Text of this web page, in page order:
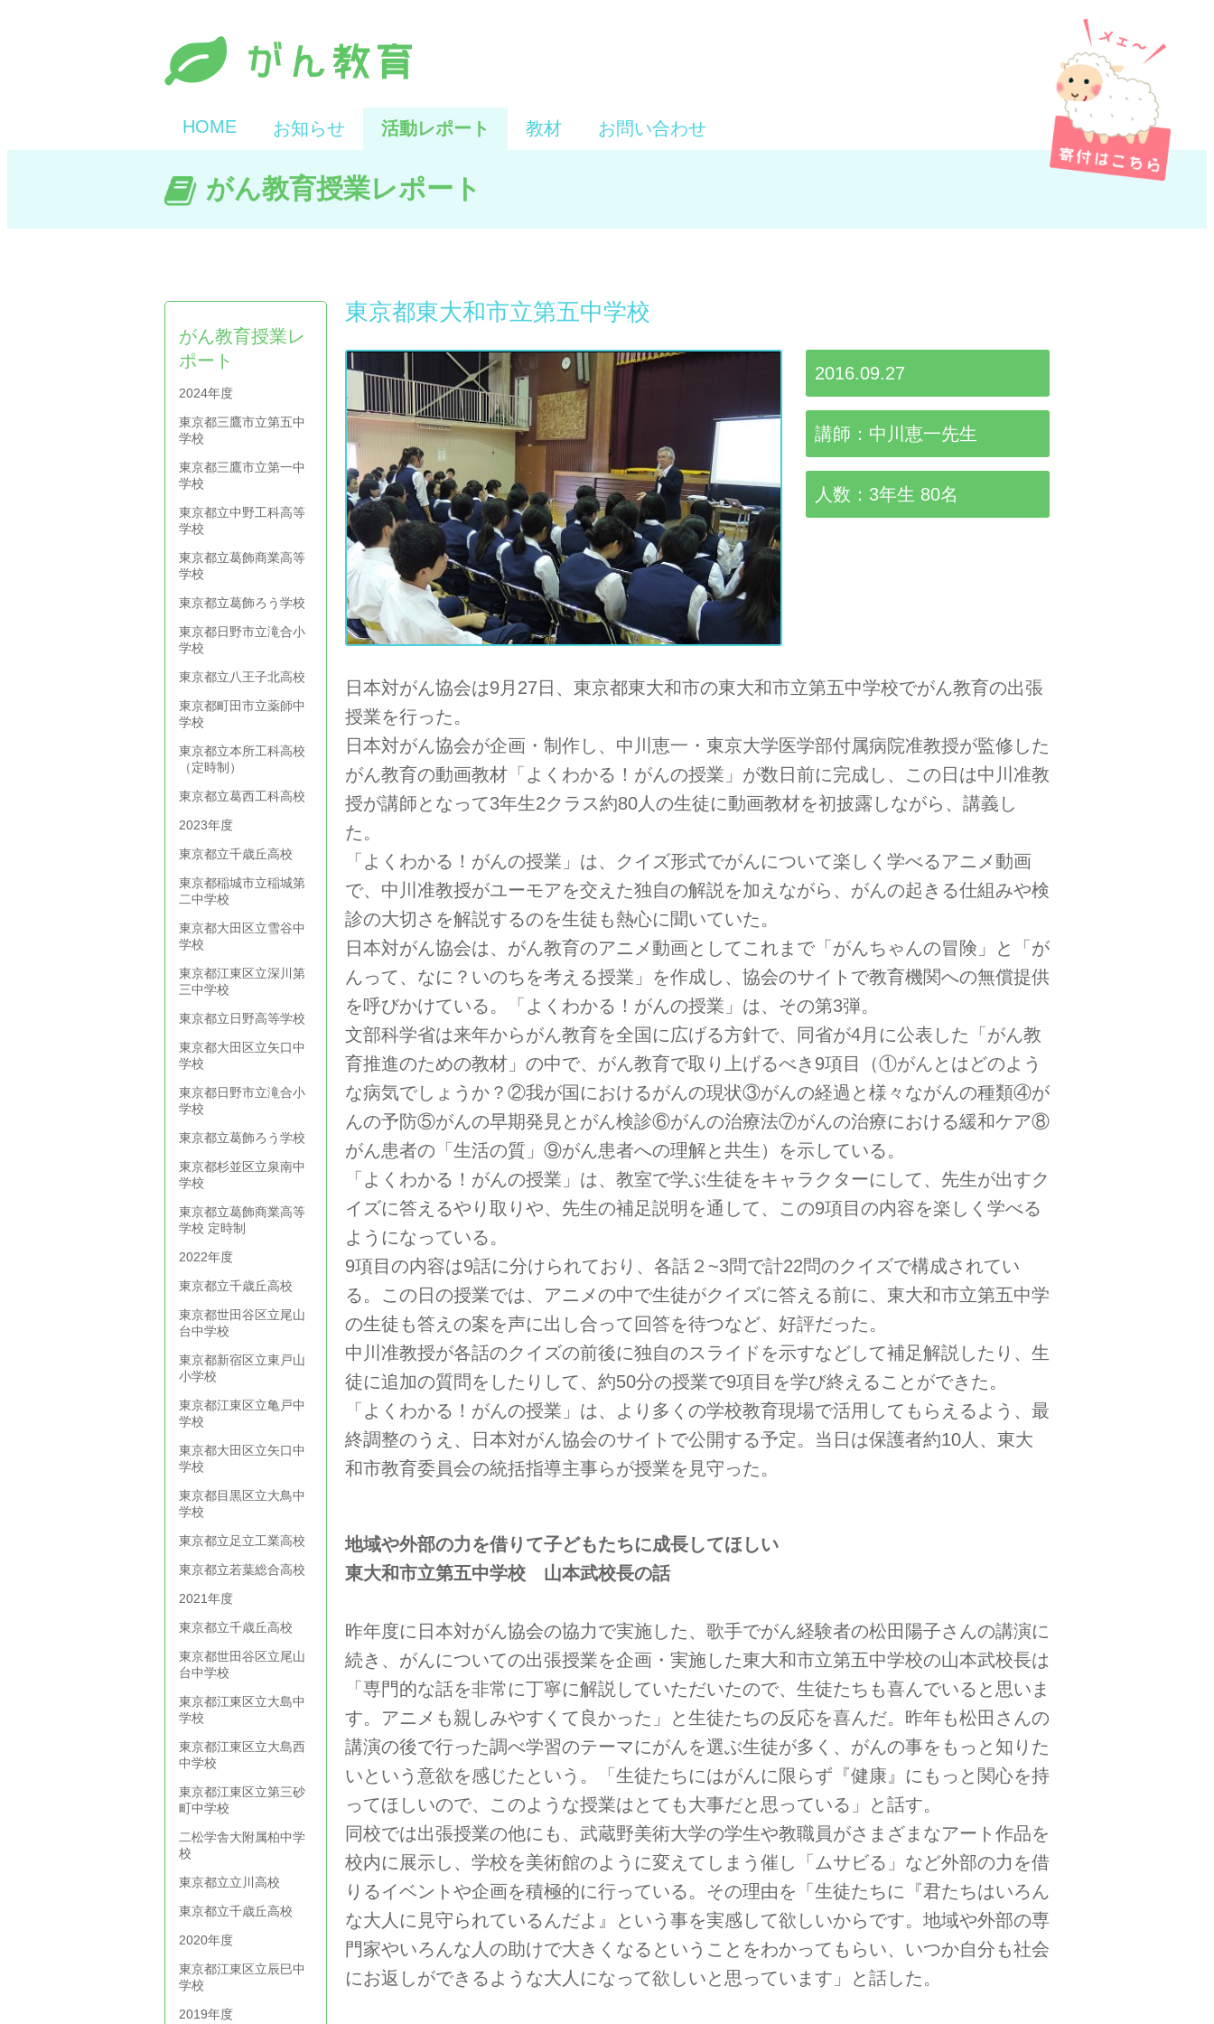
HOME お知らせ 活動レポート 教材 お問い合わせ
がん教育授業レポート
がん教育授業レ
ポート
2024年度
東京都三鷹市立第五中
学校
東京都三鷹市立第一中
学校
東京都立中野工科高等
学校
東京都立葛飾商業高等
学校
東京都立葛飾ろう学校
東京都日野市立滝合小
学校
東京都立八王子北高校
東京都町田市立薬師中
学校
東京都立本所工科高校
（定時制）
東京都立葛西工科高校
2023年度
東京都立千歳丘高校
東京都稲城市立稲城第
二中学校
東京都大田区立雪谷中
学校
東京都江東区立深川第
三中学校
東京都立日野高等学校
東京都大田区立矢口中
学校
東京都日野市立滝合小
学校
東京都立葛飾ろう学校
東京都杉並区立泉南中
学校
東京都立葛飾商業高等
学校 定時制
2022年度
東京都立千歳丘高校
東京都世田谷区立尾山
台中学校
東京都新宿区立東戸山
小学校
東京都江東区立亀戸中
学校
東京都大田区立矢口中
学校
東京都目黒区立大鳥中
学校
東京都立足立工業高校
東京都立若葉総合高校
2021年度
東京都立千歳丘高校
東京都世田谷区立尾山
台中学校
東京都江東区立大島中
学校
東京都江東区立大島西
中学校
東京都江東区立第三砂
町中学校
二松学舎大附属柏中学
校
東京都立立川高校
東京都立千歳丘高校
2020年度
東京都江東区立辰巳中
学校
2019年度
東京都東大和市立第五中学校
2016.09.27
講師：中川恵一先生
人数：3年生 80名
日本対がん協会は9月27日、東京都東大和市の東大和市立第五中学校でがん教育の出張
授業を行った。
日本対がん協会が企画・制作し、中川恵一・東京大学医学部付属病院准教授が監修した
がん教育の動画教材「よくわかる！がんの授業」が数日前に完成し、この日は中川准教
授が講師となって3年生2クラス約80人の生徒に動画教材を初披露しながら、講義し
た。
「よくわかる！がんの授業」は、クイズ形式でがんについて楽しく学べるアニメ動画
で、中川准教授がユーモアを交えた独自の解説を加えながら、がんの起きる仕組みや検
診の大切さを解説するのを生徒も熱心に聞いていた。
日本対がん協会は、がん教育のアニメ動画としてこれまで「がんちゃんの冒険」と「が
んって、なに？いのちを考える授業」を作成し、協会のサイトで教育機関への無償提供
を呼びかけている。「よくわかる！がんの授業」は、その第3弾。
文部科学省は来年からがん教育を全国に広げる方針で、同省が4月に公表した「がん教
育推進のための教材」の中で、がん教育で取り上げるべき9項目（①がんとはどのよう
な病気でしょうか？②我が国におけるがんの現状③がんの経過と様々ながんの種類④が
んの予防⑤がんの早期発見とがん検診⑥がんの治療法⑦がんの治療における緩和ケア⑧
がん患者の「生活の質」⑨がん患者への理解と共生）を示している。
「よくわかる！がんの授業」は、教室で学ぶ生徒をキャラクターにして、先生が出すク
イズに答えるやり取りや、先生の補足説明を通して、この9項目の内容を楽しく学べる
ようになっている。
9項目の内容は9話に分けられており、各話２~3問で計22問のクイズで構成されてい
る。この日の授業では、アニメの中で生徒がクイズに答える前に、東大和市立第五中学
の生徒も答えの案を声に出し合って回答を待つなど、好評だった。
中川准教授が各話のクイズの前後に独自のスライドを示すなどして補足解説したり、生
徒に追加の質問をしたりして、約50分の授業で9項目を学び終えることができた。
「よくわかる！がんの授業」は、より多くの学校教育現場で活用してもらえるよう、最
終調整のうえ、日本対がん協会のサイトで公開する予定。当日は保護者約10人、東大
和市教育委員会の統括指導主事らが授業を見守った。
地域や外部の力を借りて子どもたちに成長してほしい
東大和市立第五中学校 山本武校長の話
昨年度に日本対がん協会の協力で実施した、歌手でがん経験者の松田陽子さんの講演に
続き、がんについての出張授業を企画・実施した東大和市立第五中学校の山本武校長は
「専門的な話を非常に丁寧に解説していただいたので、生徒たちも喜んでいると思いま
す。アニメも親しみやすくて良かった」と生徒たちの反応を喜んだ。昨年も松田さんの
講演の後で行った調べ学習のテーマにがんを選ぶ生徒が多く、がんの事をもっと知りた
いという意欲を感じたという。「生徒たちにはがんに限らず『健康』にもっと関心を持
ってほしいので、このような授業はとても大事だと思っている」と話す。
同校では出張授業の他にも、武蔵野美術大学の学生や教職員がさまざまなアート作品を
校内に展示し、学校を美術館のように変えてしまう催し「ムサビる」など外部の力を借
りるイベントや企画を積極的に行っている。その理由を「生徒たちに『君たちはいろん
な大人に見守られているんだよ』という事を実感して欲しいからです。地域や外部の専
門家やいろんな人の助けで大きくなるということをわかってもらい、いつか自分も社会
にお返しができるような大人になって欲しいと思っています」と話した。